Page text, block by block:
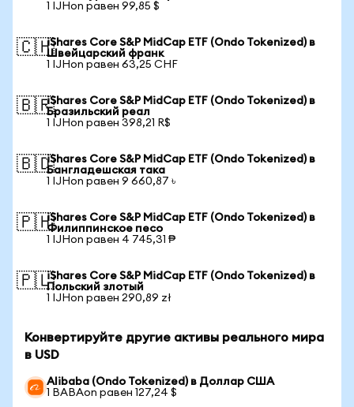
1 IJHon равен 99,85 $
🇨🇭iShares Core S&P MidCap ETF (Ondo Tokenized) в
Швейцарский франк
1 IJHon равен 63,25 CHF
🇧🇷iShares Core S&P MidCap ETF (Ondo Tokenized) в
Бразильский реал
1 IJHon равен 398,21 R$
🇧🇩iShares Core S&P MidCap ETF (Ondo Tokenized) в
Бангладешская така
1 IJHon равен 9 660,87 ৳
🇵🇭iShares Core S&P MidCap ETF (Ondo Tokenized) в
Филиппинское песо
1 IJHon равен 4 745,31 ₱
🇵🇱iShares Core S&P MidCap ETF (Ondo Tokenized) в
Польский злотый
1 IJHon равен 290,89 zł
Конвертируйте другие активы реального мира
в USD
Alibaba (Ondo Tokenized) в Доллар США
1 BABAon равен 127,24 $